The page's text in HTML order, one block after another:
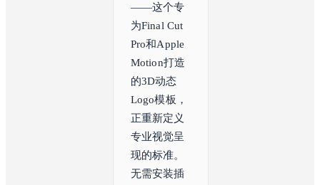
——这个专
为Final Cut
Pro和Apple
Motion打造
的3D动态
Logo模板，
正重新定义
专业视觉呈
现的标准。
无需安装插